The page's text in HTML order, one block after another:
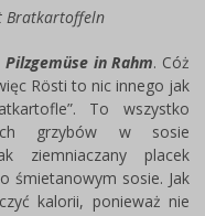
Bratkartoffeln
in Rahm. Cóż
Rösti to nic innego jak
To wszystko
grzybów w sosie
ziemniaczany placek
śmietanowym sosie. Jak
kalorii, ponieważ nie